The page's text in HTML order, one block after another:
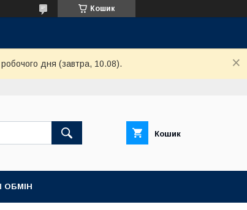
Кошик
дня (завтра, 10.08).
Кошик
ОБМІН